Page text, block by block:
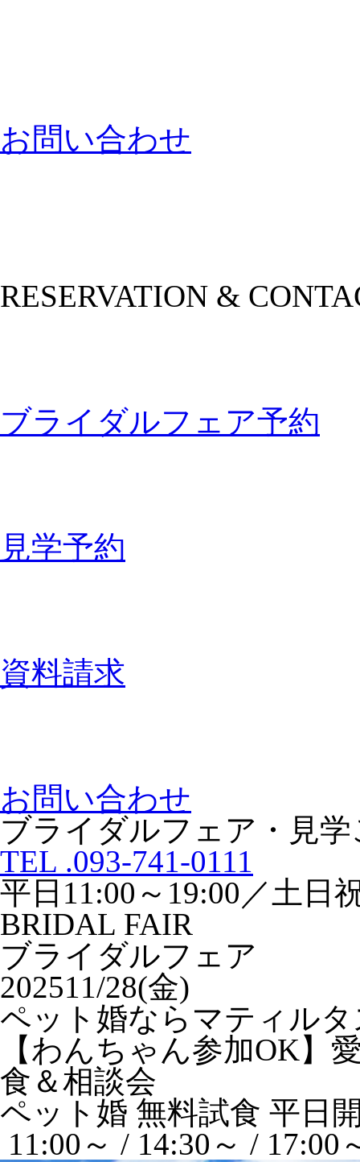
お問い合わせ
RESERVATION &
ブライダルフェア予約
見学予約
資料請求
お問い合わせ
ブライダルフェア・見
TEL .093-741-0111
平日11:00～19:00／土日
BRIDAL FAIR
ブライダルフェア
202511/28(金)
ペット婚ならマティル
【わんちゃん参加OK】
食＆相談会
ペット婚 無料試食 平日
11:00～ / 14:30～ / 17:00